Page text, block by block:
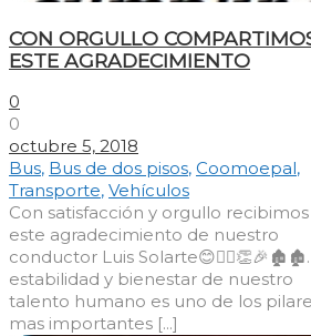
CON ORGULLO
ESTE AGRADECIMIENTO
0
0
octubre 5, 2018
Bus, Bus de dos pisos, Coomoepal,
Transporte, Vehículos
Con satisfacción y orgullo recibimos
este agradecimiento de nuestro
conductor Luis Solarte😊👨‍✈️👏🎉🏚️🏚️.
estabilidad y bienestar de nuestro
talento humano es uno de los
mas importantes [...]